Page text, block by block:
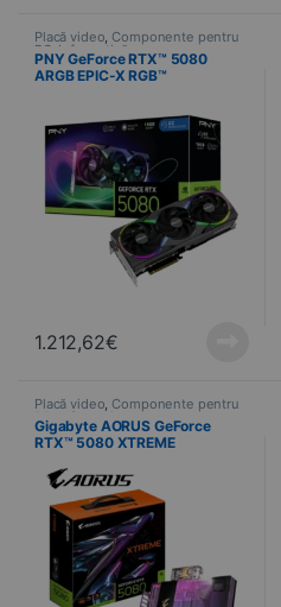
Placă video, Componente pentru
PC,Informatică
PNY GeForce RTX™ 5080
ARGB EPIC-X RGB™
1.212,62€
Placă video, Componente pentru
PC Informatică
Gigabyte AORUS GeForce
RTX™ 5080 XTREME